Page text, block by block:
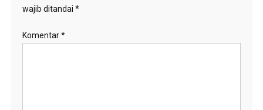
wajib ditandai *
Komentar*